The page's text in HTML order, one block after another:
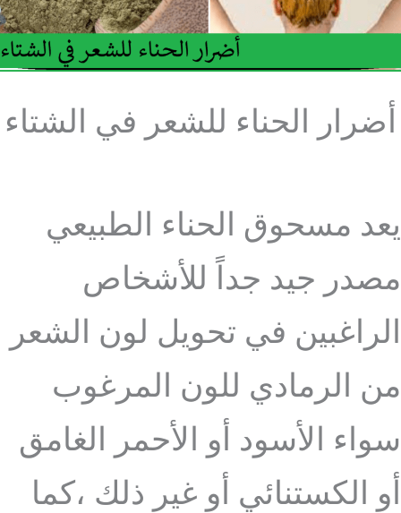
أضرار الحناء للشعر في الشتاء
يعد مسحوق الحناء الطبيعي
مصدر جيد جداً للأشخاص
الراغبين في تحويل لون الشعر
من الرمادي للون المرغوب
سواء الأسود أو الأحمر الغامق
أو الكستنائي أو غير ذلك ،كما